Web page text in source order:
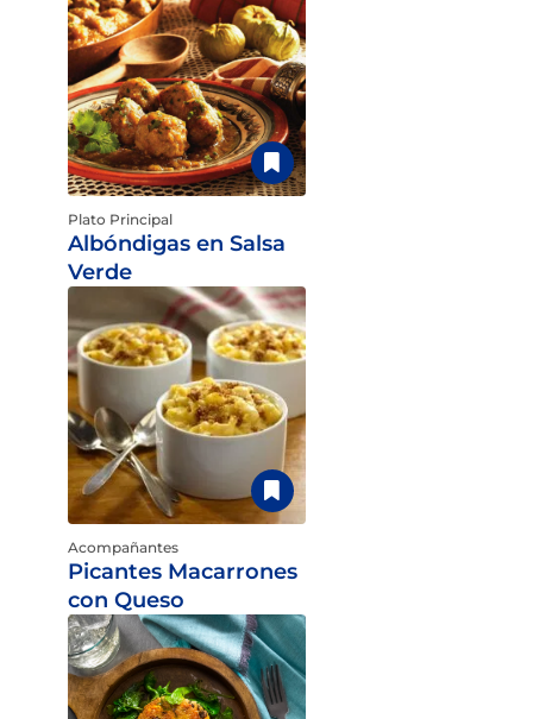
Plato Principal
Albóndigas en Salsa
Verde
Acompañantes
Picantes Macarrones
con Queso